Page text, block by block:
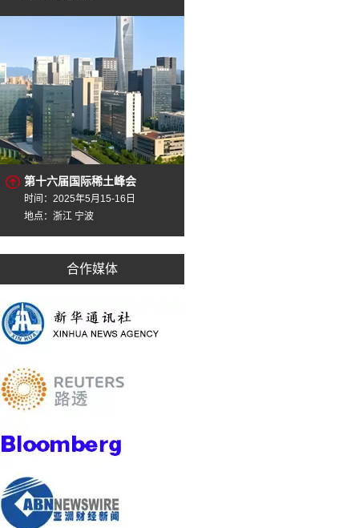
第十六届国际稀土峰会
时间：2025年5月15-16日
地点：浙江 宁波
合作媒体